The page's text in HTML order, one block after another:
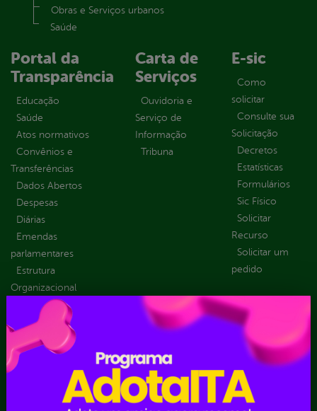
Obras e Serviços urbanos
Saúde
Portal da
Transparência
Educação
Saúde
Atos normativos
Convênios e
Transferências
Dados Abertos
Despesas
Diárias
Emendas
parlamentares
Estrutura
Organizacional
LGPD e Governo
Digital
Licitações e
Contratos
Obras Públicas
Planejamento e
Carta de
Serviços
Ouvidoria e
Serviço de
Informação
Tribuna
E-sic
Como
solicitar
Consulte sua
Solicitação
Decretos
Estatísticas
Formulários
Sic Físico
Solicitar
Recurso
Solicitar um
pedido